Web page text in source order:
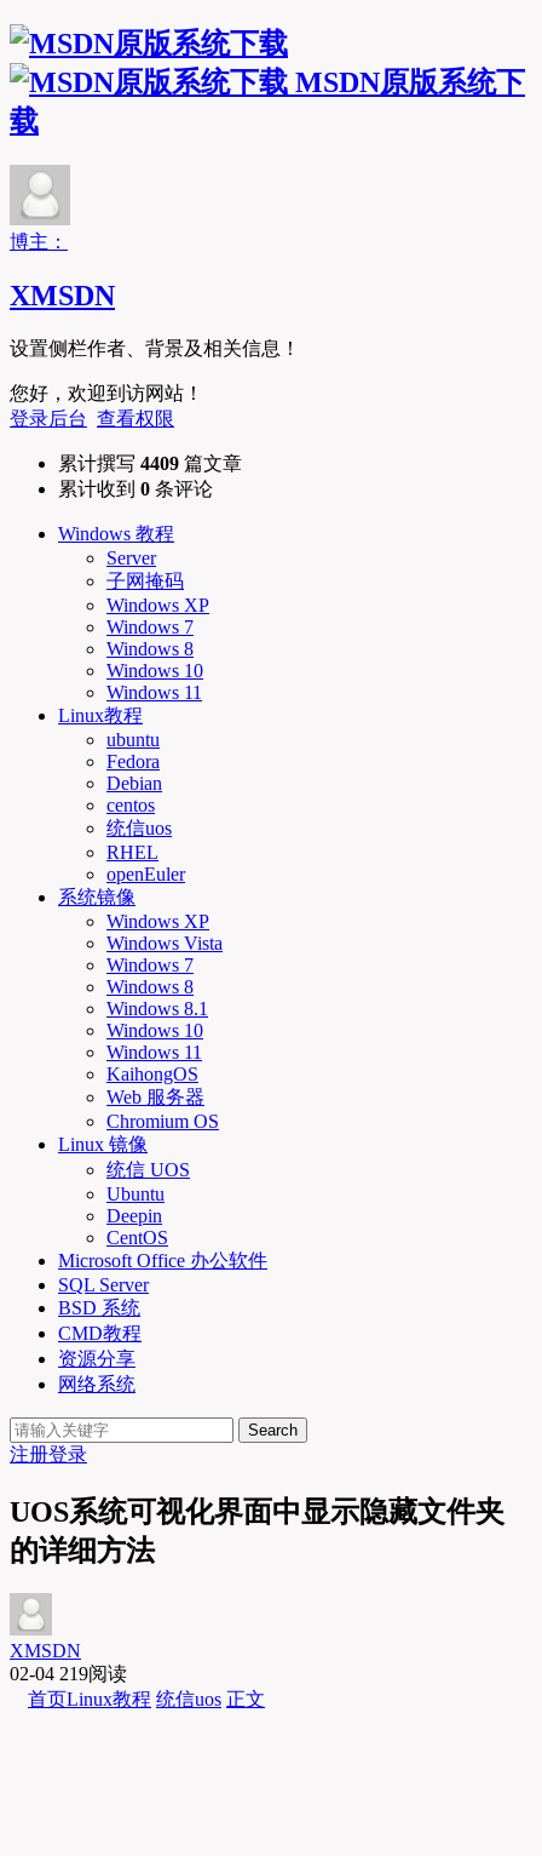
MSDN原版系统下
载
博主：
XMSDN
设置侧栏作者、背景及相关信息！
您好，欢迎到访网站！
登录后台 查看权限
累计撰写 4409 篇文章
累计收到 0 条评论
Windows 教程
Server
子网掩码
Windows XP
Windows 7
Windows 8
Windows 10
Windows 11
Linux教程
ubuntu
Fedora
Debian
centos
统信uos
RHEL
openEuler
系统镜像
Windows XP
Windows Vista
Windows 7
Windows 8
Windows 8.1
Windows 10
Windows 11
KaihongOS
Web 服务器
Chromium OS
Linux 镜像
统信 UOS
Ubuntu
Deepin
CentOS
Microsoft Office 办公软件
SQL Server
BSD 系统
CMD教程
资源分享
网络系统
Search
注册登录
UOS系统可视化界面中显示隐藏文件夹
的详细方法
XMSDN
02-04 219阅读
首页Linux教程 统信uos 正文